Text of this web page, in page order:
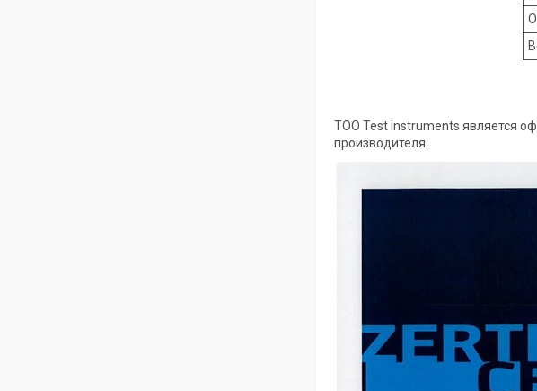
ТОО Test instruments является
производителя.